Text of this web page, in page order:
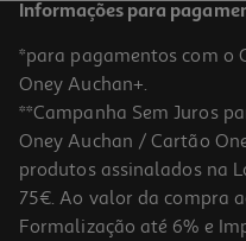
Informações para
*para pagamentos com o
Oney Auchan+.
**Campanha Sem Juros
Oney Auchan / Cartão
produtos assinalados na
75€. Ao valor da compra
Formalização até 6% e